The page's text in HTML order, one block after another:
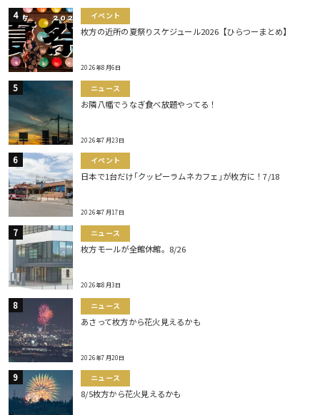
イベント
枚方の近所の夏祭りスケジュール2026【ひらつーまとめ】
2026年8月6日
ニュース
お隣八幡でうなぎ食べ放題やってる！
2026年7月23日
イベント
日本で1台だけ｢クッピーラムネカフェ｣が枚方に！7/18
2026年7月17日
ニュース
枚方モールが全館休館。8/26
2026年8月3日
ニュース
あさって枚方から花火見えるかも
2026年7月20日
ニュース
8/5枚方から花火見えるかも